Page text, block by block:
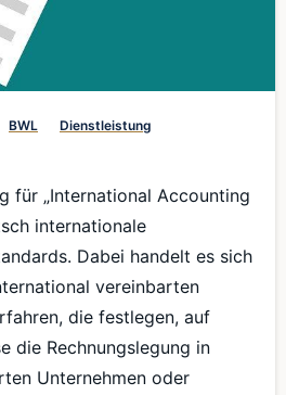
BWL Dienstleistung
für „International Accounting
internationale
Dabei handelt es sich
vereinbarten
die festlegen, auf
die Rechnungslegung in
Unternehmen oder